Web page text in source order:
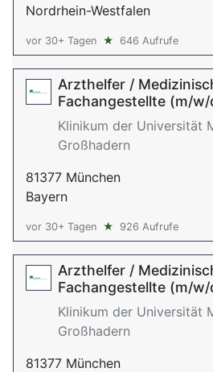
Nordrhein-Westfalen
vor 30+ Tagen ★ 646 Aufrufe
Arzthelfer /
Fachangestellte (m/w/
Klinikum der Universität
Großhadern
81377 München
Bayern
vor 30+ Tagen ★ 926 Aufrufe
Arzthelfer /
Fachangestellte (m/w/
Klinikum der Universität
Großhadern
81377 München